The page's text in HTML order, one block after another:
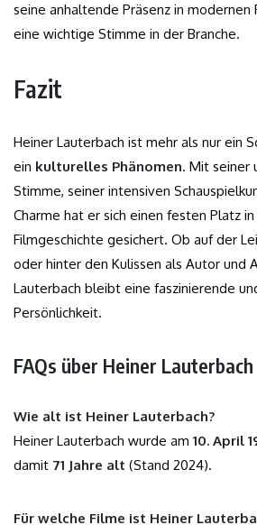
seine anhaltende Präsenz in
eine wichtige Stimme in der Branche.
Fazit
Heiner Lauterbach ist mehr als nur ein
ein kulturelles Phänomen. Mit seiner
Stimme, seiner intensiven
Charme hat er sich einen festen Platz
Filmgeschichte gesichert. Ob auf der
oder hinter den Kulissen als Autor und
Lauterbach bleibt eine faszinierende
Persönlichkeit.
FAQs über Heiner Lauterbach
Wie alt ist Heiner Lauterbach?
Heiner Lauterbach wurde am 10. April
damit 71 Jahre alt (Stand 2024).
Für welche Filme ist Heiner